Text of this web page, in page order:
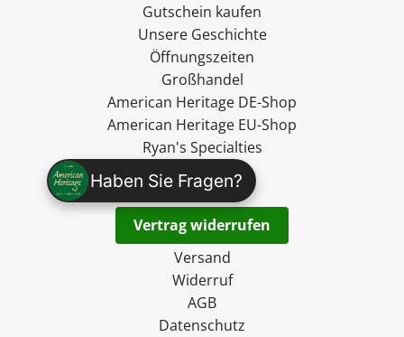
Haben Sie Fragen?
Gutschein kaufen
Unsere Geschichte
Öffnungszeiten
Großhandel
American Heritage DE-Shop
American Heritage EU-Shop
Ryan's Specialties
madevegan
Kontakt
Vertrag widerrufen
Versand
Widerruf
AGB
Datenschutz